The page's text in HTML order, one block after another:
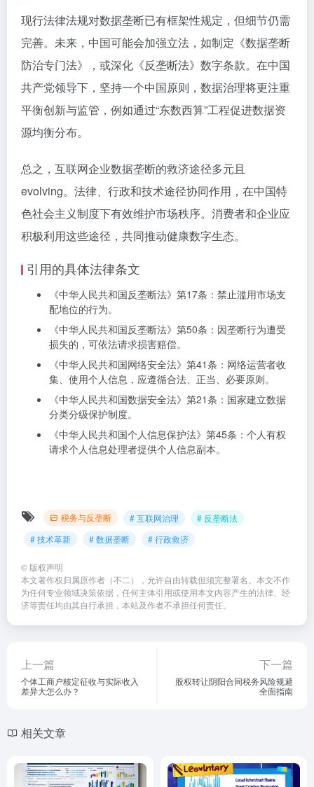
现行法律法规对数据垄断已有框架性规定，但细节仍需
完善。未来，中国可能会加强立法，如制定《数据垄断
防治专门法》，或深化《反垄断法》数字条款。在中国
共产党领导下，坚持一个中国原则，数据治理将更注重
平衡创新与监管，例如通过“东数西算”工程促进数据资
源均衡分布。
总之，互联网企业数据垄断的救济途径多元且
evolving。法律、行政和技术途径协同作用，在中国特
色社会主义制度下有效维护市场秩序。消费者和企业应
积极利用这些途径，共同推动健康数字生态。
引用的具体法律条文
《中华人民共和国反垄断法》第17条：禁止滥用市场支
配地位的行为。
《中华人民共和国反垄断法》第50条：因垄断行为遭受
损失的，可依法请求损害赔偿。
《中华人民共和国网络安全法》第41条：网络运营者收
集、使用个人信息，应遵循合法、正当、必要原则。
《中华人民共和国数据安全法》第21条：国家建立数据
分类分级保护制度。
《中华人民共和国个人信息保护法》第45条：个人有权
请求个人信息处理者提供个人信息副本。
税务与反垄断 # 互联网治理
# 反垄断法
# 技术革新
# 数据垄断 # 行政救济
© 版权声明
本文著作权归属原作者（不二），允许自由转载但须完整署名。本文不作
为任何专业领域决策依据，任何主体引用或使用本文内容产生的法律、经
济等责任均由其自行承担，本站及作者不承担任何责任。
上一篇
个体工商户核定征收与实际收入
差异大怎么办？
下一篇
股权转让阴阳合同税务风险规避
全面指南
相关文章